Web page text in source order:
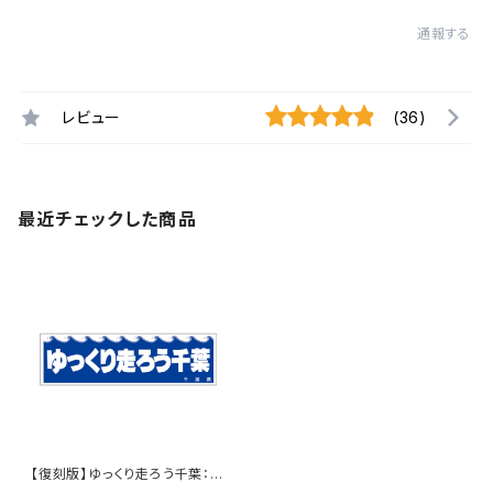
通報する
レビュー (36)
最近チェックした商品
【復刻版】ゆっくり走ろう千葉：ス